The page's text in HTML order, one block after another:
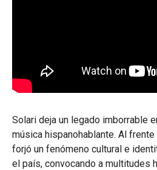
Solari deja un legado imborrable
música hispanohablante. Al
forjó un fenómeno cultural e
el país, convocando a multitudes